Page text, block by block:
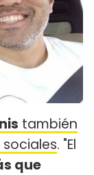
también
. "El
que